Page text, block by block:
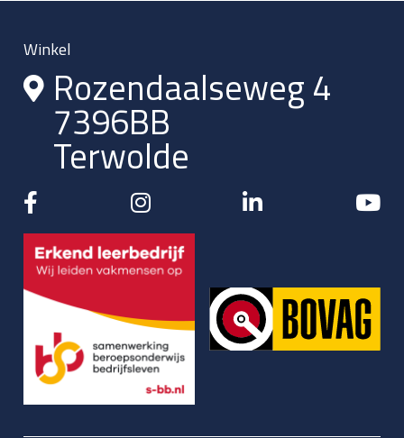
Winkel
Rozendaalseweg 4
7396BB
Terwolde